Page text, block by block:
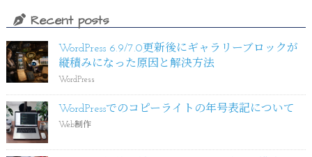
Recent posts
WordPress 6.9/7.0更新後にギャラリーブロックが
縦積みになった原因と解決方法
WordPress
WordPressでのコピーライトの年号表記について
Web制作